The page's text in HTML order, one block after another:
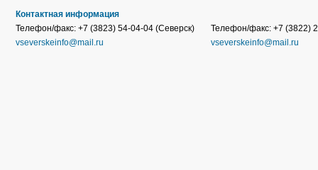
Контактная информация
Телефон/факс: +7 (3823) 54-04-04 (Северск)
vseverskeinfo@mail.ru
Телефон/факс: +7 (3822)
vseverskeinfo@mail.ru